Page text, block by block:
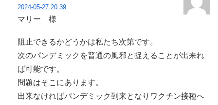
2024-05-27 20:39
マリー 様
阻止できるかどうかは私たち次第です。
次のパンデミックを普通の風邪と捉えることが出来れ
ば可能です。
問題はそこにあります。
出来なければパンデミック到来となりワクチン接種へ